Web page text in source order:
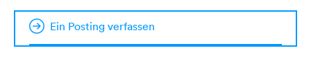
Ein Posting verfassen